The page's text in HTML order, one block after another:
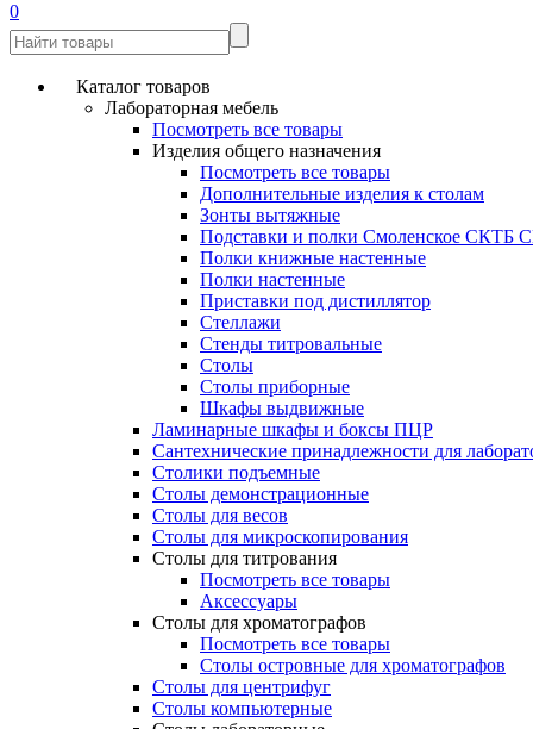
0
Каталог товаров
Лабораторная мебель
Посмотреть все товары
Изделия общего назначения
Посмотреть все товары
Дополнительные изделия к столам
Зонты вытяжные
Подставки и полки Смоленское СКТБ
Полки книжные настенные
Полки настенные
Приставки под дистиллятор
Стеллажи
Стенды титровальные
Столы
Столы приборные
Шкафы выдвижные
Ламинарные шкафы и боксы ПЦР
Сантехнические принадлежности для
Столики подъемные
Столы демонстрационные
Столы для весов
Столы для микроскопирования
Столы для титрования
Посмотреть все товары
Аксессуары
Столы для хроматографов
Посмотреть все товары
Столы островные для хроматографов
Столы для центрифуг
Столы компьютерные